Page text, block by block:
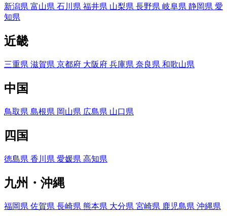
新潟県 富山県 石川県 福井県 山梨県 長野県 岐阜県 静岡県 愛
知県
近畿
三重県 滋賀県 京都府 大阪府 兵庫県 奈良県 和歌山県
中国
鳥取県 島根県 岡山県 広島県 山口県
四国
徳島県 香川県 愛媛県 高知県
九州・沖縄
福岡県 佐賀県 長崎県 熊本県 大分県 宮崎県 鹿児島県 沖縄県